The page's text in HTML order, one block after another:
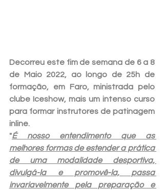
Decorreu este fim de semana de 6 a 8
de Maio 2022, ao longo de 25h de
formação, em Faro, ministrada pelo
clube Iceshow, mais um intenso curso
para formar instrutores de patinagem
inline.
"É nosso entendimento que as
melhores formas de estender a prática
de uma modalidade desportiva,
divulgá-la e promovê-la, passa
invariavelmente pela preparação e